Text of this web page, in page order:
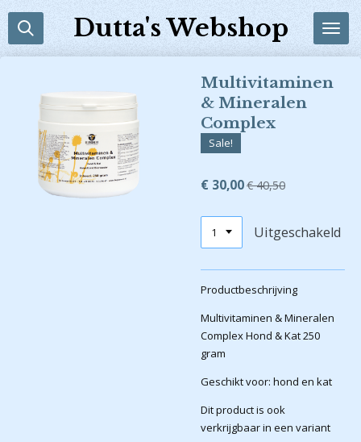
Ga
direct
Dutta's Webshop
Multivitaminen
& Mineralen
Complex
Sale!
€ 30,00€ 40,50
Uitgeschakeld
Productbeschrijving
Multivitaminen & Mineralen
Complex Hond & Kat 250
gram
Geschikt voor: hond en kat
Dit product is ook
verkrijgbaar in een variant